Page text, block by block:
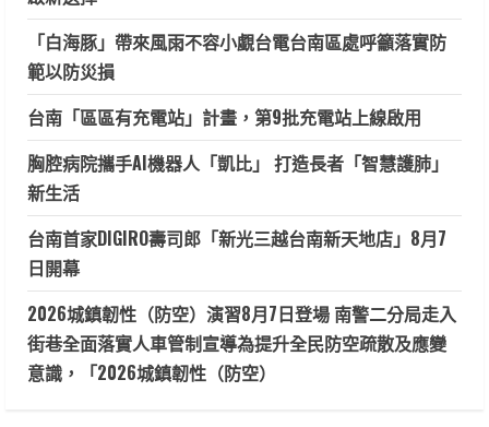
「白海豚」帶來風雨不容小覷台電台南區處呼籲落實防
範以防災損
台南「區區有充電站」計畫，第9批充電站上線啟用
胸腔病院攜手AI機器人「凱比」 打造長者「智慧護肺」
新生活
台南首家DIGIRO壽司郎「新光三越台南新天地店」8月7
日開幕
2026城鎮韌性（防空）演習8月7日登場 南警二分局走入
街巷全面落實人車管制宣導為提升全民防空疏散及應變
意識，「2026城鎮韌性（防空）